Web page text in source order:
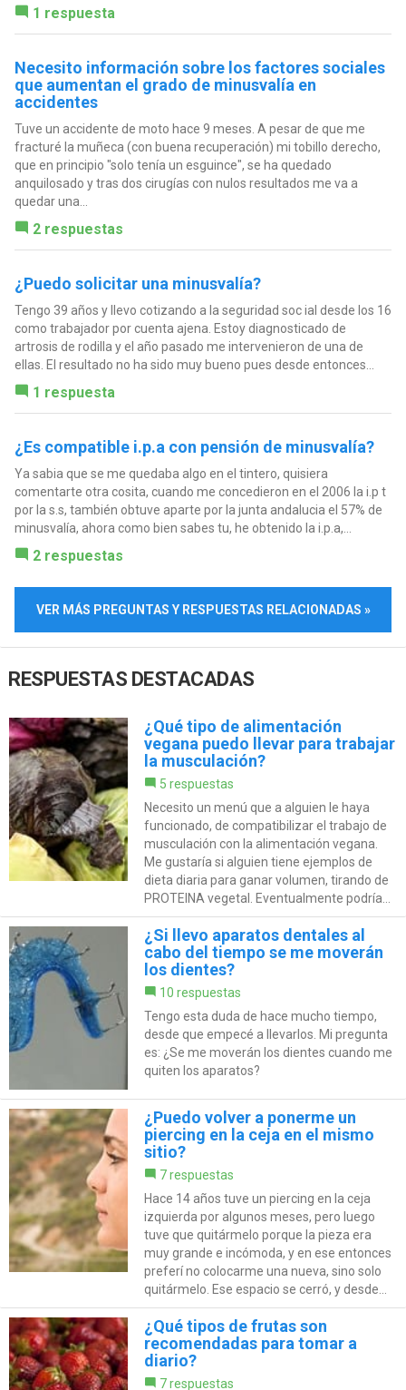
1 respuesta
Necesito información sobre los factores sociales
que aumentan el grado de minusvalía en
accidentes
Tuve un accidente de moto hace 9 meses. A pesar de que me
fracturé la muñeca (con buena recuperación) mi tobillo derecho,
que en principio "solo tenía un esguince", se ha quedado
anquilosado y tras dos cirugías con nulos resultados me va a
quedar una...
2 respuestas
¿Puedo solicitar una minusvalía?
Tengo 39 años y llevo cotizando a la seguridad soc ial desde los 16
como trabajador por cuenta ajena. Estoy diagnosticado de
artrosis de rodilla y el año pasado me intervenieron de una de
ellas. El resultado no ha sido muy bueno pues desde entonces...
1 respuesta
¿Es compatible i.p.a con pensión de minusvalía?
Ya sabia que se me quedaba algo en el tintero, quisiera
comentarte otra cosita, cuando me concedieron en el 2006 la i.p t
por la s.s, también obtuve aparte por la junta andalucia el 57% de
minusvalía, ahora como bien sabes tu, he obtenido la i.p.a,...
2 respuestas
VER MÁS PREGUNTAS Y RESPUESTAS RELACIONADAS »
RESPUESTAS DESTACADAS
¿Qué tipo de alimentación
vegana puedo llevar para trabajar
la musculación?
5 respuestas
Necesito un menú que a alguien le haya
funcionado, de compatibilizar el trabajo de
musculación con la alimentación vegana.
Me gustaría si alguien tiene ejemplos de
dieta diaria para ganar volumen, tirando de
PROTEINA vegetal. Eventualmente podría...
¿Si llevo aparatos dentales al
cabo del tiempo se me moverán
los dientes?
10 respuestas
Tengo esta duda de hace mucho tiempo,
desde que empecé a llevarlos. Mi pregunta
es: ¿Se me moverán los dientes cuando me
quiten los aparatos?
¿Puedo volver a ponerme un
piercing en la ceja en el mismo
sitio?
7 respuestas
Hace 14 años tuve un piercing en la ceja
izquierda por algunos meses, pero luego
tuve que quitármelo porque la pieza era
muy grande e incómoda, y en ese entonces
preferí no colocarme una nueva, sino solo
quitármelo. Ese espacio se cerró, y desde...
¿Qué tipos de frutas son
recomendadas para tomar a
diario?
7 respuestas